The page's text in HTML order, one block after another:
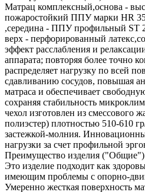
Матрац комплексный,основа -
пожаростойкий ППУ марки HR
,середина - ППУ профильный ST
верх - перфорированный
эффект расслабления и
аппарата; повторяя более точно
распределяет нагрузку по всей
сдавливанию сосудов, повышая
матраса и обеспечивает
сохраняя стабильность
чехол изготовлен из смессового
полиэстер) плотностью 510-610
застежкой-молния.
нагрузки за счет профильной
Преимущество изделия ("Общие")
Это изделие подходит как
имеющим проблемы с опорно-
Умеренно жесткая поверхность